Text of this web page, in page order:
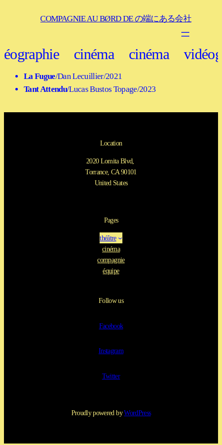
COMPAGNIE AU BØRD DE の端にある会社
cinéma cinéma
La Fugue/Dan Lecuillier/2021
Tant Attendu/Lucas Bustos Topage/2023
Location
2020 Lomita Blvd,
Torrance, CA 90101
United States
Pages
théâtre
cinéma
compagnie
équipe
Follow us
Facebook
Instagram
Twitter
Proudly powered byWordPress